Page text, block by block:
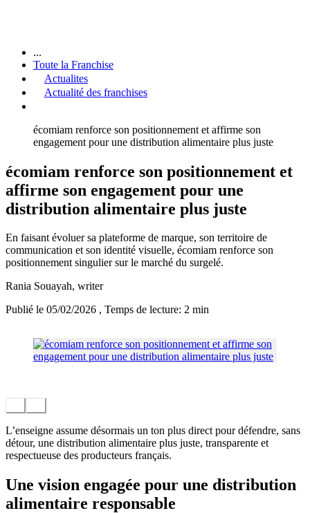
...
Toute la Franchise
Actualites
Actualité des franchises
écomiam renforce son positionnement et affirme son
engagement pour une distribution alimentaire plus juste
écomiam renforce son positionnement et
affirme son engagement pour une
distribution alimentaire plus juste
En faisant évoluer sa plateforme de marque, son territoire de
communication et son identité visuelle, écomiam renforce son
positionnement singulier sur le marché du surgelé.
Rania Souayah, writer
Publié le 05/02/2026 , Temps de lecture: 2 min
L’enseigne assume désormais un ton plus direct pour défendre, sans
détour, une distribution alimentaire plus juste, transparente et
respectueuse des producteurs français.
Une vision engagée pour une distribution
alimentaire responsable